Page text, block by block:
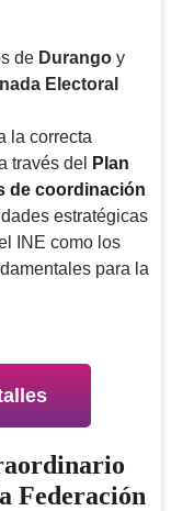
de Durango y
Electoral
la correcta
través del
Plan
de coordinación
estratégicas
INE como los
para la
Federación